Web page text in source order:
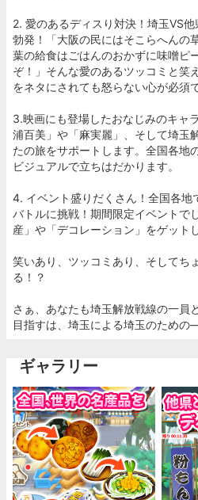
2. 愛のあるディスり対決！埼玉VS
勃発！「大阪の民にはそこらへんの
葉の給食はごはんのおかずに味噌ピ
ぞ！」そんな愛のあるツッコミと笑
をネタにされても怒らない心が必須で
3.映画にも登場したおなじみのキャ
浦百美」や「麻実麗」、そして埼玉
たの旅をサポートします。全国各地
ビジュアルで立ちはだかります。
4. イベント盛りだくさん！全国各地
バトルに挑戦！期間限定イベントで
産」や「デコレーション」をゲット
笑いあり、ツッコミあり、そしてち
る！？
さぁ、あなたも埼玉解放戦線の一員
目指すは、埼玉による埼玉のため
ギャラリー